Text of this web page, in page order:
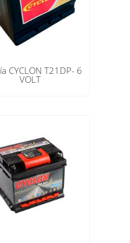
CYCLON T21DP- 6
VOLT